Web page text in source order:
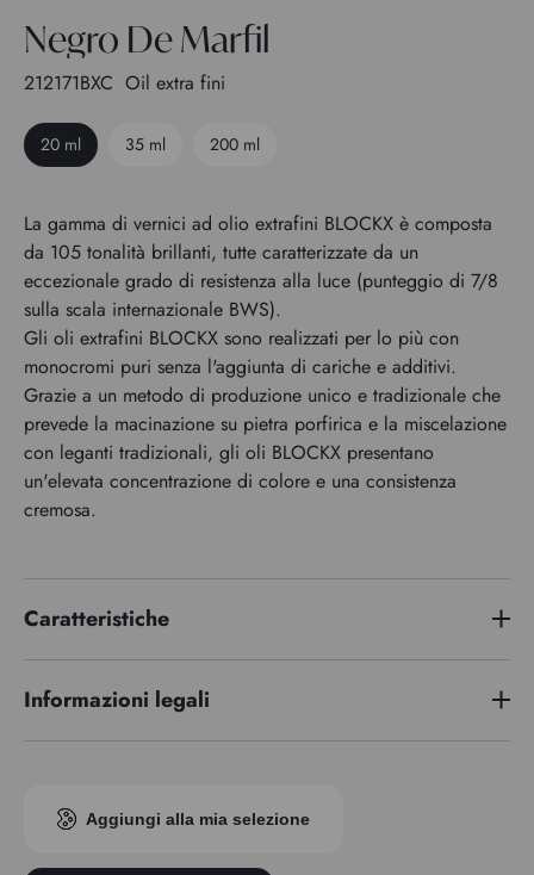
Negro De Marfil
212171BXC Oil extra fini
20 ml 35 ml 200 ml
La gamma di vernici ad olio extrafini BLOCKX è composta
da 105 tonalità brillanti, tutte caratterizzate da un
eccezionale grado di resistenza alla luce (punteggio di 7/8
sulla scala internazionale BWS).
Gli oli extrafini BLOCKX sono realizzati per lo più con
monocromi puri senza l'aggiunta di cariche e additivi.
Grazie a un metodo di produzione unico e tradizionale che
prevede la macinazione su pietra porfirica e la miscelazione
con leganti tradizionali, gli oli BLOCKX presentano
un'elevata concentrazione di colore e una consistenza
cremosa.
Caratteristiche
Serie di premi
Informazioni legali
Aggiungi alla mia selezione